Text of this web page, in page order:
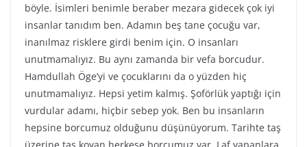
böyle. İsimleri benimle beraber mezara gidecek çok iyi
insanlar tanıdım ben. Adamın beş tane çocuğu var,
inanılmaz risklere girdi benim için. O insanları
unutmamalıyız. Bu aynı zamanda bir vefa borcudur.
Hamdullah Öge’yi ve çocuklarını da o yüzden hiç
unutmamalıyız. Hepsi yetim kalmış. Şoförlük yaptığı için
vurdular adamı, hiçbir sebep yok. Ben bu insanların
hepsine borcumuz olduğunu düşünüyorum. Tarihte taş